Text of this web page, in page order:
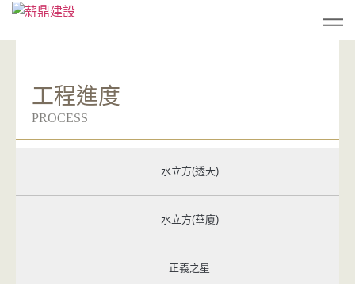
工程進度
PROCESS
水立方(透天)
水立方(華廈)
正義之星